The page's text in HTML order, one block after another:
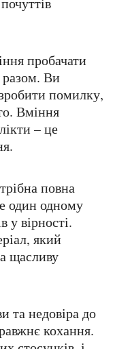
разом. Ви
помилку,
Вміння
– це
один одному
у вірності.
який
щасливу
кохання.